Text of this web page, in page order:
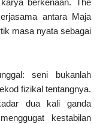
berkenaan. The
antara Maja
masa nyata sebagai
seni bukanlah
fizikal tentangnya.
dua kali ganda
kestabilan